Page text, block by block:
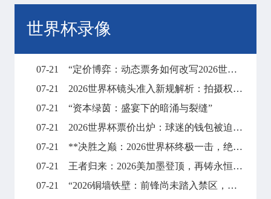
世界杯录像
07-21
“定价博弈：动态票务如何改写2026世界杯财富格局”
07-21
2026世界杯镜头准入新规解析：拍摄权限调整与现场执行要点
07-21
“资本绿茵：盛宴下的暗涌与裂缝”
07-21
2026世界杯票价出炉：球迷的钱包被迫“踢满全场”
07-21
**决胜之巅：2026世界杯终极一击，绝杀封王**
07-21
王者归来：2026美加墨登顶，再铸永恒传奇
07-21
“2026铜墙铁壁：前锋尚未踏入禁区，梦想已碎在防线之外”